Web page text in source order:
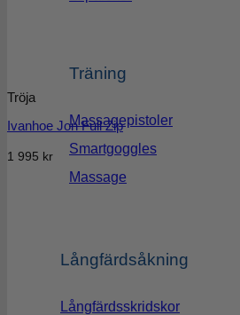
Träning
Massagepistoler
Smartgoggles
Massage
Långfärdsåkning
Långfärdsskridskor
Tröja
Ivanhoe Jon Full Zip
1 995 kr